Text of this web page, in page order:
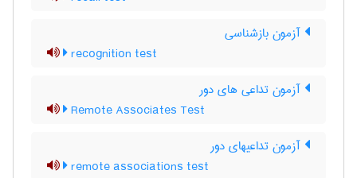
آزمون بازشناسی
recognition test
آزمون تداعی های دور
Remote Associates Test
آزمون تداعیهای دور
remote associations test